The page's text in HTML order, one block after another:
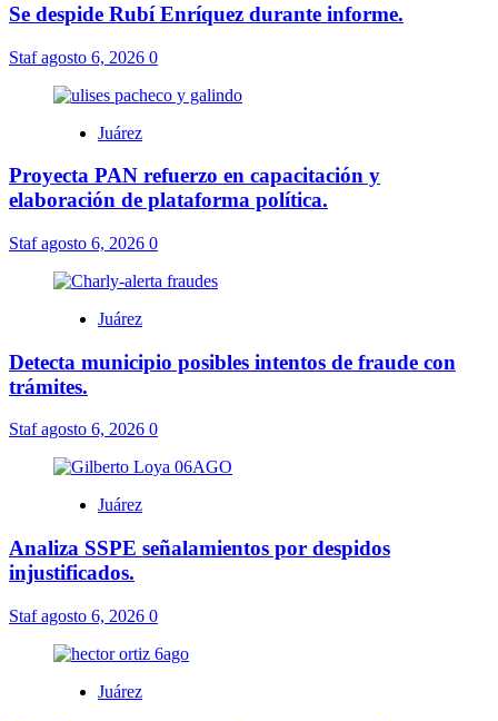
Se despide Rubí Enríquez durante informe.
Stafagosto 6, 2026 0
Juárez
Proyecta PAN refuerzo en capacitación y
elaboración de plataforma política.
Stafagosto 6, 2026 0
Juárez
Detecta municipio posibles intentos de fraude con
trámites.
Stafagosto 6, 2026 0
Juárez
Analiza SSPE señalamientos por despidos
injustificados.
Stafagosto 6, 2026 0
Juárez